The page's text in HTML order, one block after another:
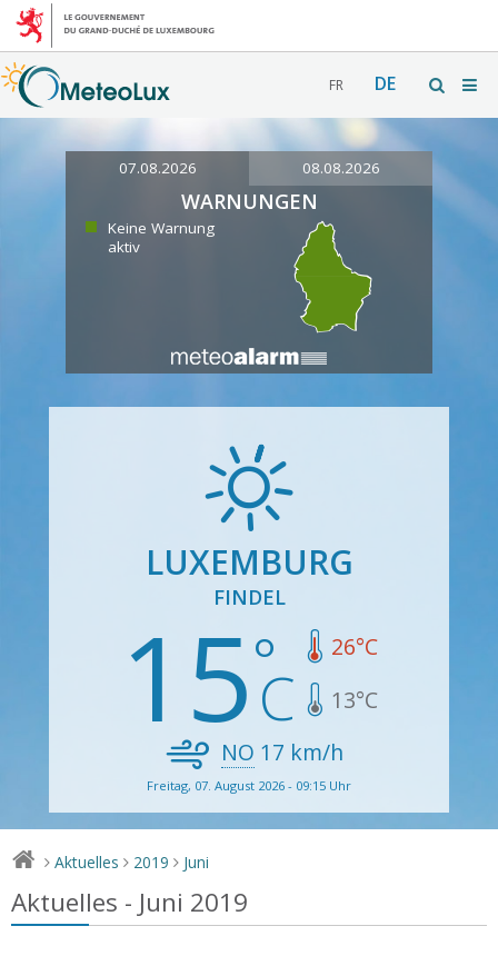
FR DE
07.08.2026 08.08.2026
WARNUNGEN
Keine Warnung
aktiv
LUXEMBURG
FINDEL
15 26°C
13°C
NO 17 km/h
Freitag, 07. August 2026 - 09:15 Uhr
> Aktuelles > 2019 > Juni
Aktuelles - Juni 2019